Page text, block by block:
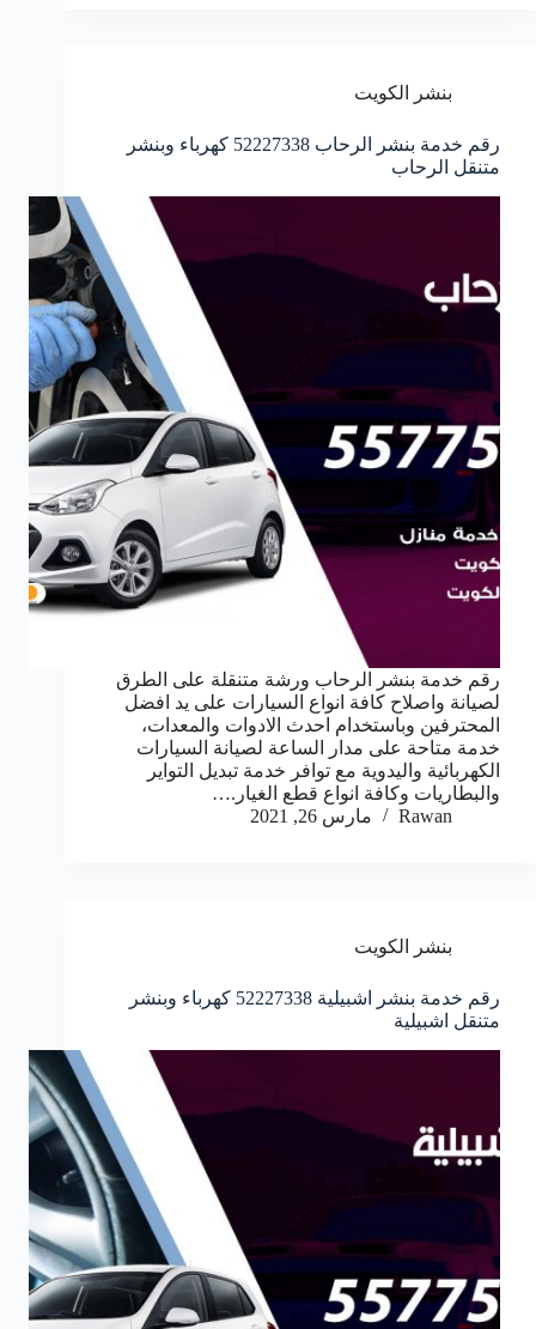
بنشر الكويت
رقم خدمة بنشر الرحاب 52227338 كهرباء وبنشر
متنقل الرحاب
رقم خدمة بنشر الرحاب ورشة متنقلة على الطرق
لصيانة واصلاح كافة انواع السيارات على يد افضل
المحترفين وباستخدام احدث الادوات والمعدات،
خدمة متاحة على مدار الساعة لصيانة السيارات
الكهربائية واليدوية مع توافر خدمة تبديل التواير
والبطاريات وكافة انواع قطع الغيار.…
Rawan
مارس 26, 2021
بنشر الكويت
رقم خدمة بنشر اشبيلية 52227338 كهرباء وبنشر
متنقل اشبيلية